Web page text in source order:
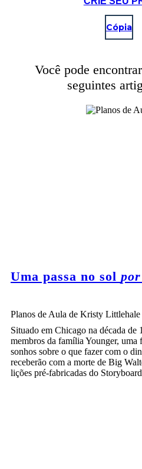
Cópia
Você pode
seguintes
Uma passa no sol
Planos de Aula de Kristy Littlehale
Situado em Chicago na década
membros da família Younger, uma
sonhos sobre o que fazer com o
receberão com a morte de Big
lições pré-fabricadas do